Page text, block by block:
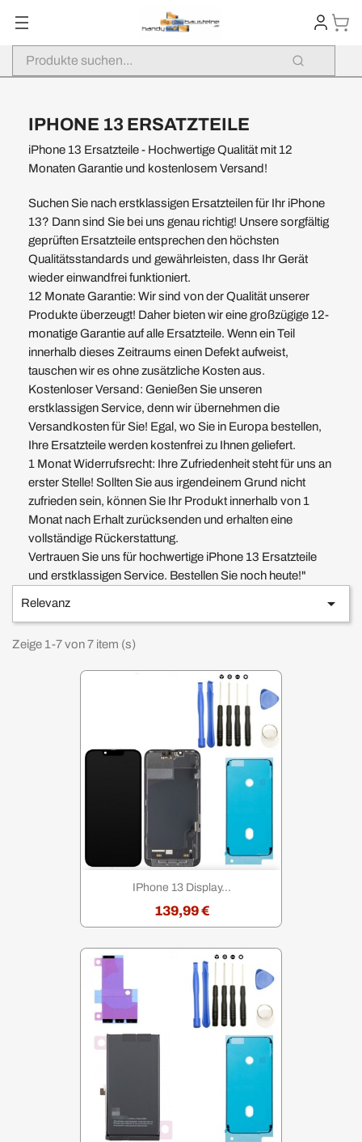
IPHONE 13 ERSATZTEILE
iPhone 13 Ersatzteile - Hochwertige Qualität mit 12
Monaten Garantie und kostenlosem Versand!
Suchen Sie nach erstklassigen Ersatzteilen für Ihr iPhone
13? Dann sind Sie bei uns genau richtig! Unsere sorgfältig
geprüften Ersatzteile entsprechen den höchsten
Qualitätsstandards und gewährleisten, dass Ihr Gerät
wieder einwandfrei funktioniert.
12 Monate Garantie: Wir sind von der Qualität unserer
Produkte überzeugt! Daher bieten wir eine großzügige 12-
monatige Garantie auf alle Ersatzteile. Wenn ein Teil
innerhalb dieses Zeitraums einen Defekt aufweist,
tauschen wir es ohne zusätzliche Kosten aus.
Kostenloser Versand: Genießen Sie unseren
erstklassigen Service, denn wir übernehmen die
Versandkosten für Sie! Egal, wo Sie in Europa bestellen,
Ihre Ersatzteile werden kostenfrei zu Ihnen geliefert.
1 Monat Widerrufsrecht: Ihre Zufriedenheit steht für uns an
erster Stelle! Sollten Sie aus irgendeinem Grund nicht
zufrieden sein, können Sie Ihr Produkt innerhalb von 1
Monat nach Erhalt zurücksenden und erhalten eine
vollständige Rückerstattung.
Vertrauen Sie uns für hochwertige iPhone 13 Ersatzteile
und erstklassigen Service. Bestellen Sie noch heute!"
Relevanz 
Zeige 1-7 von 7 item (s)
IPhone 13 Display...
139,99 €